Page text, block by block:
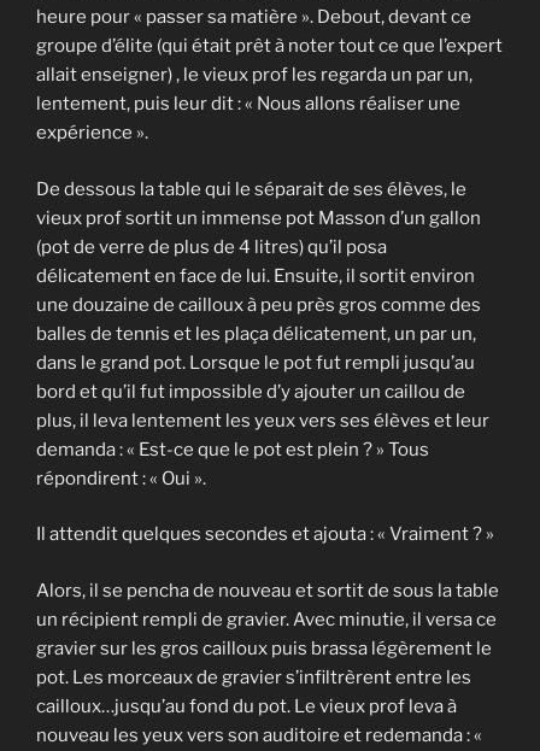
heure pour « passer sa matière ». Debout, devant ce
groupe d’élite (qui était prêt à noter tout ce que l’expert
allait enseigner) , le vieux prof les regarda un par un,
lentement, puis leur dit : « Nous allons réaliser une
expérience ».
De dessous la table qui le séparait de ses élèves, le
vieux prof sortit un immense pot Masson d’un gallon
(pot de verre de plus de 4 litres) qu’il posa
délicatement en face de lui. Ensuite, il sortit environ
une douzaine de cailloux à peu près gros comme des
balles de tennis et les plaça délicatement, un par un,
dans le grand pot. Lorsque le pot fut rempli jusqu’au
bord et qu’il fut impossible d’y ajouter un caillou de
plus, il leva lentement les yeux vers ses élèves et leur
demanda : « Est-ce que le pot est plein ? » Tous
répondirent : « Oui ».
Il attendit quelques secondes et ajouta : « Vraiment ? »
Alors, il se pencha de nouveau et sortit de sous la table
un récipient rempli de gravier. Avec minutie, il versa ce
gravier sur les gros cailloux puis brassa légèrement le
pot. Les morceaux de gravier s’infiltrèrent entre les
cailloux…jusqu’au fond du pot. Le vieux prof leva à
nouveau les yeux vers son auditoire et redemanda : «